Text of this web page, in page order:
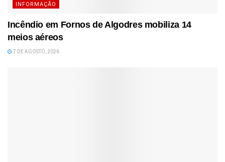
INFORMAÇÃO
Incêndio em Fornos de Algodres mobiliza 14
meios aéreos
7 DE AGOSTO, 2026